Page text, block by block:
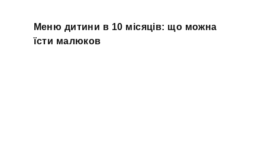
Меню дитини в 10 місяців: що можна
їсти малюков